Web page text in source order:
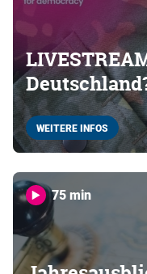
WEITERE INFOS
75 min